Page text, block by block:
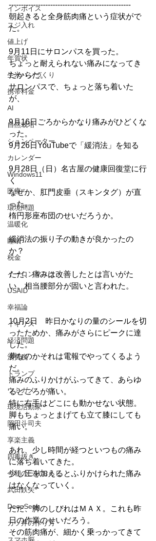
インボイス
スジ入れ
値上げ
年賀状
生米パンづくり
携帯料金
AI
自然栽培
シュンペーター
カレンダー
Windows11
医療
環境問題
温暖化
睡眠
税金
イーロンマスク
USAID
幸福論
イギリス
経済問題
消費税
トランプ
ウミガメ
環境活動家
岡田斗司夫
享楽主義
四毒抜き
今朝の三枚おろし
武田鉄矢
DeepSeek
カツ丼の作り方
--------------------------------------------------
朝起きると全身筋肉痛という症状がで
た。
9月11日にサロンパスを買った。
ちょっと耐えられない痛みになってき
たからだ。
サロンパスで、ちょっと落ち着いた
が、
9月16日ごろからかなり痛みがひどくな
った。
9月26日YouTubeで「緩消法」を知る
9月28日（日）名古屋の健康回復堂に行
く
なぜか、肛門皮垂（スキンタグ）が直
った。
楕円形座布団のせいだろうか。
緩消法の振り子の動きが良かったの
か？
ただ、痛みは改善したとは言いがた
い。相当腰部分が固いと言われた。
10月2日　昨日かなりの量のシールを切
ったためか、痛みがさらにピークに達
した。
夢なのかそれは電報でやってくるよう
だ。
痛みのふりかけがふってきて、あらゆ
るところが痛い。
特に右手はどこにも動かせない状態。
脚もちょっとまげても立て膝にしても
痛い。
あれ、少し時間が経つといつもの痛み
に落ち着いてきた。
少し圧を加えるとふりかけられた痛み
はなくなっていく。
ただ、脚のしびれはＭＡＸ。これも昨
日の作業のせいだろう。
その筋肉痛が、細かく乗っかってきて